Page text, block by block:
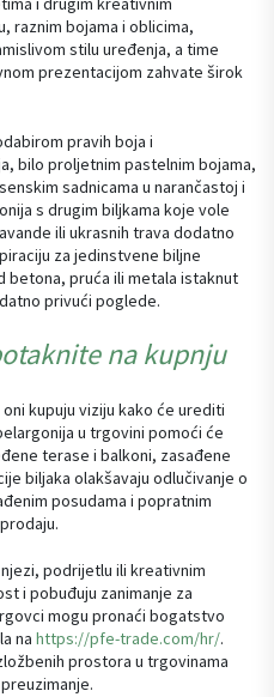
raznim bojama i oblicima,
stilu uređenja, a time
prezentacijom zahvate širok
pravih boja i
bilo proljetnim pastelnim bojama,
sadnicama u narančastoj i
s drugim biljkama koje vole
ili ukrasnih trava dodatno
za jedinstvene biljne
betona, pruća ili metala istaknut
privući poglede.
na kupnju
kupuju viziju kako će urediti
u trgovini pomoći će
terase i balkoni, zasađene
biljaka olakšavaju odlučivanje o
posudama i popratnim
podrijetlu ili kreativnim
i pobuđuju zanimanje za
mogu pronaći bogatstvo
na https://pfe-trade.com/hr/.
prostora u trgovinama